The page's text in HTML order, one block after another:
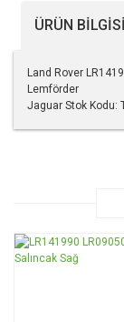
ÜRÜN BILGISI
Land Rover
Lemförder
Jaguar Stok Kodu:
Görüş ve
Ürün resmi